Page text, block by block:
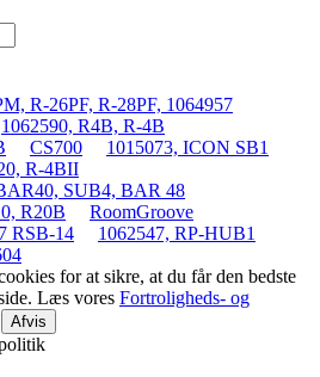
R-26PF, R-28PF, 1064957
1062590, R4B, R-4B
CS700
1015073, ICON SB1
R-4BII
SUB4, BAR 48
R20B
RoomGroove
RSB-14
1062547, RP-HUB1
for at sikre, at du får den bedste
Læs vores Fortroligheds- og
Afvis